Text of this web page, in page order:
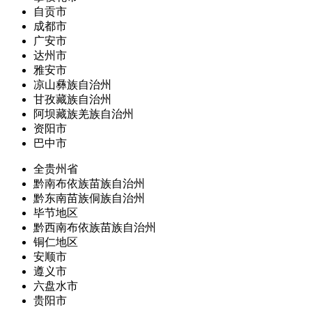
自贡市
成都市
广安市
达州市
雅安市
凉山彝族自治州
甘孜藏族自治州
阿坝藏族羌族自治州
资阳市
巴中市
全贵州省
黔南布依族苗族自治州
黔东南苗族侗族自治州
毕节地区
黔西南布依族苗族自治州
铜仁地区
安顺市
遵义市
六盘水市
贵阳市